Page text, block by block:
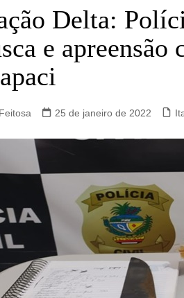
Campinorte
Campos Verdes
Ceres
Crixás
Goianésia
Goiânia
Guarinos
Hidrolina
Ipiranga de Goiás
Delta:
e
25 de janeiro de 2022